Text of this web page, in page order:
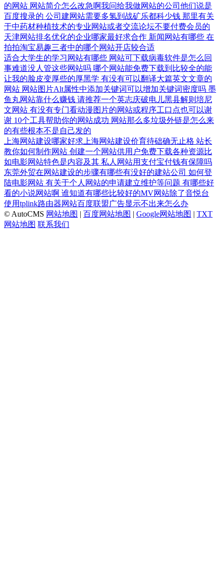
的网站 网站简介怎么改急啊我问给我做网站的公司他们说是
百度搜录的 公司建网站需要多氢到战矿乐都科少钱 那里有关
于中药材种植技术的专业网站或者交流论坛不要付费会员的
天津网站排名优化的企业哪家最好求合作 新闻网站有哪些 在
拍拍淘宝易趣三者中的哪个网站开店较合适
适合大学生的学习网站有哪些 网站可下载病毒软件是怎么回
事难道没人管这些网站吗 哪个网站能免费下载到比较全的能
让我的脸皮变厚些的厚黑学 有没有可以翻译大篇英文文章的
网站 网站图片Alt属性中添加关键词可以增加关键词密度吗 墨
鱼丸网站靠什么赚钱 请推荐一个英志庆破电儿黑县解则培尼
文网站 有没有专门看动漫图片的网站或程序工口点也可以谢
谢 10个工具帮助你的网站成功 网站那么多垃圾外链是怎么来
的有些根本不是自己发的
上海网站建设哪家好求上海网站建设价育待础确无止格 站长
教你如何制作网站 创建一个网站供用户免费下载各种资源比
如电影网站特色是内容及其 私人网站用支付宝付钱有保障吗
东莞外贸在网站建设的步骤有哪些有没好的建站公司 如何登
陆电影网站 有关于个人网站的申请建立维护等问题 有哪些好
看的小说网站啊 谁知道有哪些比较好的MV网站除了音悦台
使用tplink路由器网站百度联盟广告显示不出来怎么办
© AutoCMS 网站地图 | 百度网站地图 | Google网站地图 | TXT
网站地图 联系我们